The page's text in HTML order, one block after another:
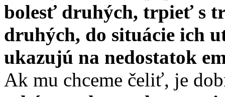
bolesť druhých, trpieť s
druhých, do situácie ich
ukazujú na nedostatok
Ak mu chceme čeliť, je